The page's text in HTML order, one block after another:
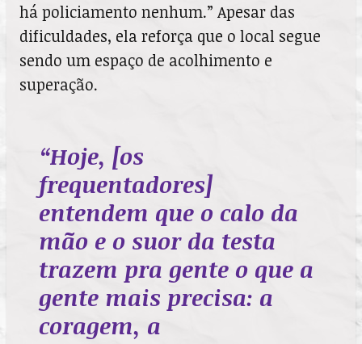
há policiamento nenhum.” Apesar das
dificuldades, ela reforça que o local segue
sendo um espaço de acolhimento e
superação.
“Hoje, [os
frequentadores]
entendem que o calo da
mão e o suor da testa
trazem pra gente o que a
gente mais precisa: a
coragem, a